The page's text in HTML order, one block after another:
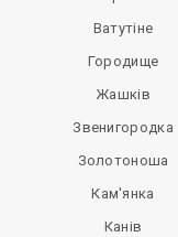
Ватутіне
Городище
Жашків
Звенигородка
Золотоноша
Кам'янка
Канів